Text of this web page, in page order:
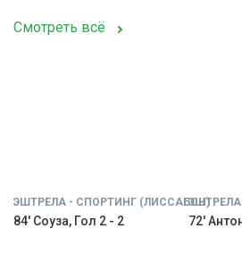
Смотреть всё
ЭШТРЕЛА - СПОРТИНГ (ЛИССАБОН)
84' Соуза, Гол 2 - 2 72'